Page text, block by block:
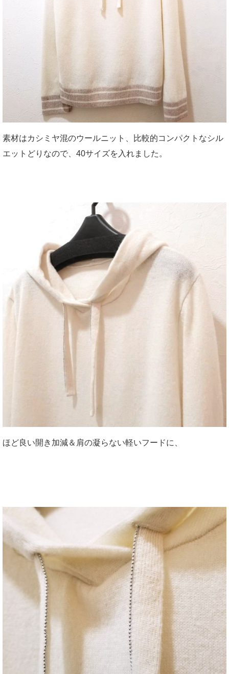
素材はカシミヤ混のウールニット、比較的コンパクトなシル
エットどりなので、40サイズを入れました。
ほど良い開き加減＆肩の凝らない軽いフードに、